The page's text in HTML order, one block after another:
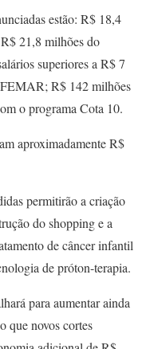
estão: R$ 18,4
21,8 milhões do
superiores a R$ 7
R$ 142 milhões
o programa Cota 10.
aproximadamente R$
permitirão a criação
do shopping e a
de câncer infantil
de próton-terapia.
para aumentar ainda
que novos cortes